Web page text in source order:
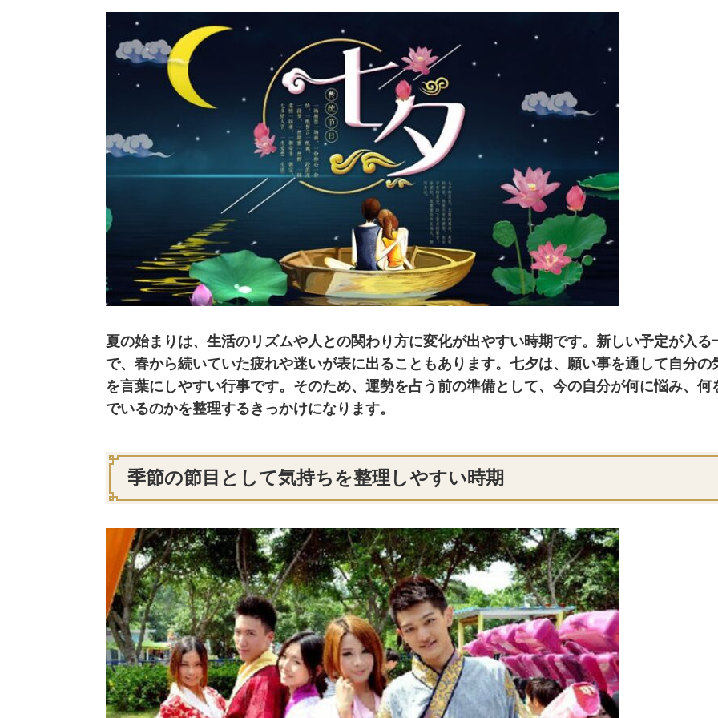
夏の始まりは、生活のリズムや人との関わり方に変化が出やすい時期です。新しい予定が入る
で、春から続いていた疲れや迷いが表に出ることもあります。七夕は、願い事を通して自分の
を言葉にしやすい行事です。そのため、運勢を占う前の準備として、今の自分が何に悩み、何
でいるのかを整理するきっかけになります。
季節の節目として気持ちを整理しやすい時期